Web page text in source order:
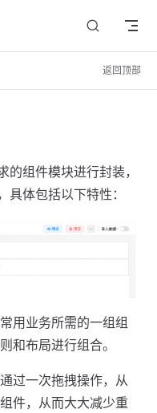
返回顶部
组件模块进行封装，
体包括以下特性：
用业务所需的一组组
和布局进行组合。
过一次拖拽操作，从
件，从而大大减少重